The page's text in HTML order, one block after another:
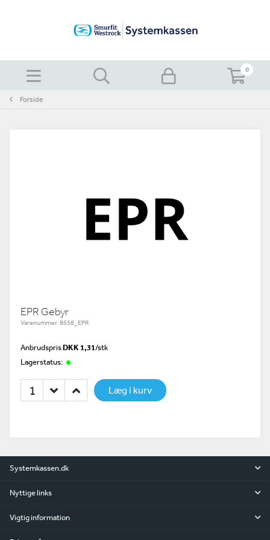
0
Forside
EPR Gebyr
Varenummer B558_EPR
AnbrudsprisDKK 1,31/stk
Lagerstatus:
Læg i kurv
Systemkassen.dk
Nyttige links
Vigtig information